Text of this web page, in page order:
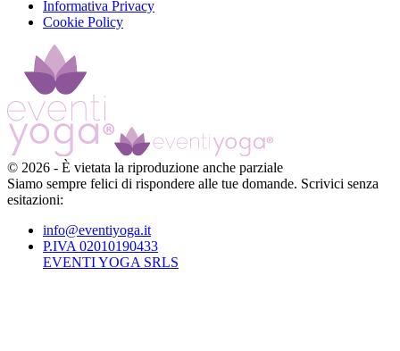
Informativa Privacy
Cookie Policy
© 2026 - È vietata la riproduzione anche parziale
Siamo sempre felici di rispondere alle tue domande. Scrivici senza
esitazioni:
info@eventiyoga.it
P.IVA 02010190433
EVENTI YOGA SRLS